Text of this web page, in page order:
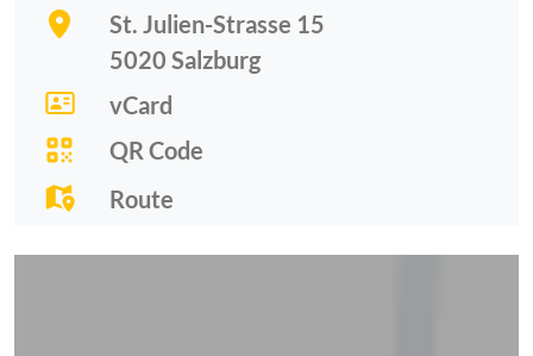
St. Julien-Strasse 15
5020 Salzburg
vCard
QR Code
Route